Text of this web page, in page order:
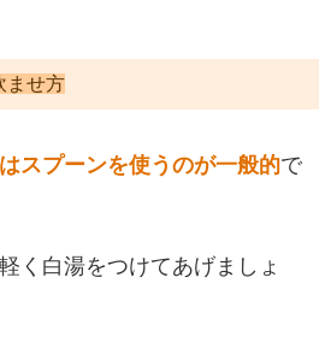
ませ方
スプーンを使うのが一般的で
く白湯をつけてあげましょ